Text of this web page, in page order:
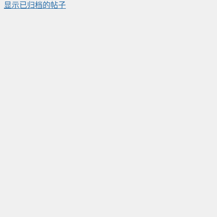
显示已归档的帖子